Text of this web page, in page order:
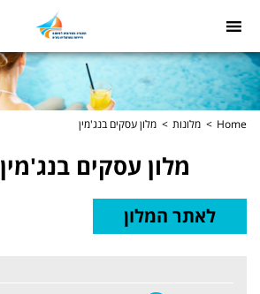
כקישור
לעמוד
הבית
Home מלונות מלון עסקים בנג'מין
מלון עסקים בנג'מין
מלון
עסקים
לאתר המלון